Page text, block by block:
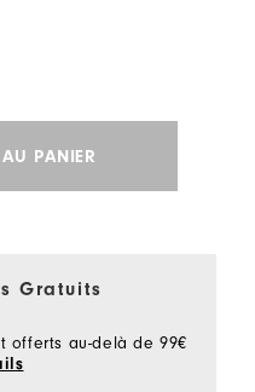
PANIER
Gratuits
offerts au-delà de 99€